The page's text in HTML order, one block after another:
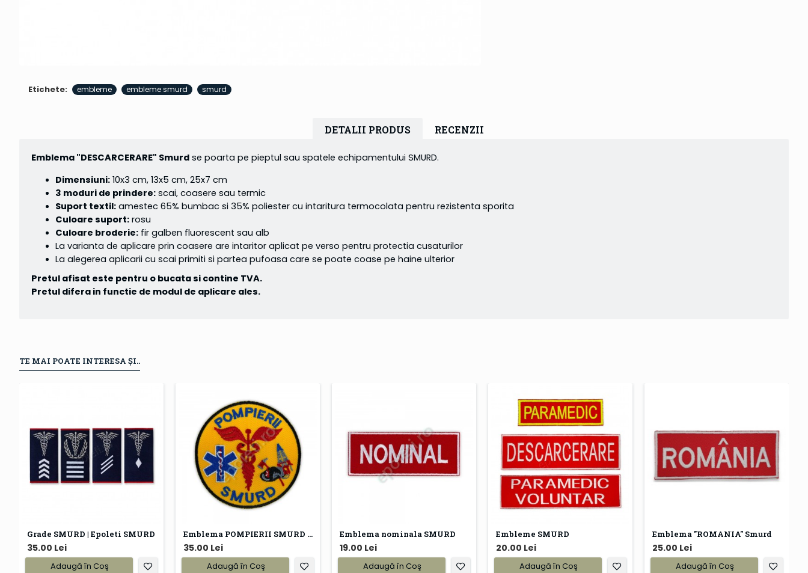
Etichete: embleme embleme smurd smurd
DETALII PRODUS RECENZII
Emblema "DESCARCERARE" Smurd se poarta pe pieptul sau spatele echipamentului SMURD.
Dimensiuni: 10x3 cm, 13x5 cm, 25x7 cm
3 moduri de prindere: scai, coasere sau termic
Suport textil: amestec 65% bumbac si 35% poliester cu intaritura termocolata pentru rezistenta sporita
Culoare suport: rosu
Culoare broderie: fir galben fluorescent sau alb
La varianta de aplicare prin coasere are intaritor aplicat pe verso pentru protectia cusaturilor
La alegerea aplicarii cu scai primiti si partea pufoasa care se poate coase pe haine ulterior
Pretul afisat este pentru o bucata si contine TVA.
Pretul difera in functie de modul de aplicare ales.
TE MAI POATE INTERESA ȘI..
Grade SMURD | Epoleti SMURD
35.00 Lei
Adaugă în Coş
Emblema POMPIERII SMURD brodata
35.00 Lei
Adaugă în Coş
Emblema nominala SMURD
19.00 Lei
Adaugă în Coş
Embleme SMURD
20.00 Lei
Adaugă în Coş
Emblema "ROMANIA" Smurd
25.00 Lei
Adaugă în Coş